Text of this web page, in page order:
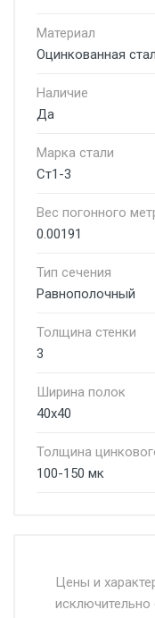
Материал
Оцинкованная
Наличие
Да
Марка стали
Ст1-3
Вес погонного
0.00191
Тип сечения
Равнополочный
Толщина стенки
3
Ширина полок
40х40
Толщина
100-150 мк
Москве и
Цены и
исключительно